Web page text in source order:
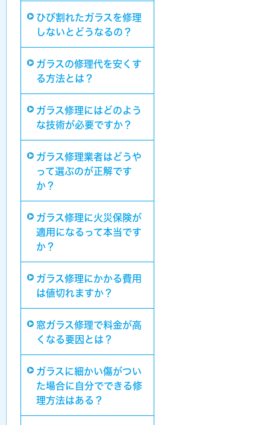
ひび割れたガラスを修理
しないとどうなるの？
ガラスの修理代を安くす
る方法とは？
ガラス修理にはどのよう
な技術が必要ですか？
ガラス修理業者はどうや
って選ぶのが正解です
か？
ガラス修理に火災保険が
適用になるって本当です
か？
ガラス修理にかかる費用
は値切れますか？
窓ガラス修理で料金が高
くなる要因とは？
ガラスに細かい傷がつい
た場合に自分でできる修
理方法はある？